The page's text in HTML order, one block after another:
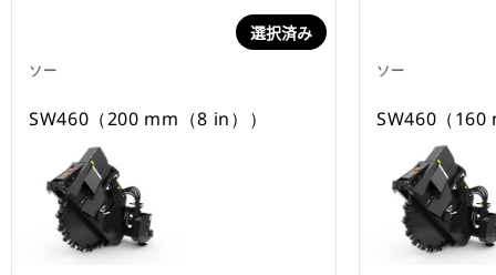
ソー
選択済み
SW460（200 mm（8 in））
ソー
SW460（